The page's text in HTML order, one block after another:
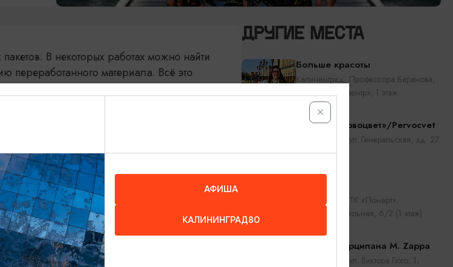
В некоторых работах можно найти
переработанного материала. Всё это
ДРУГИЕ МЕСТА
Больше красоты
Калининград, Профессора Баранова,
30, ТРК «Эпицентр», 1 этаж
Студия «Первоцвет»/Pervocvet
Калининград, ул. Генеральская, зд. 27
Калининград, ТК «Понарт»,
ул.Судостроительная, 6/2 (1 этаж)
Магазин марципана M. Zappa
Калининград, ул. Виктора Гюго, 1;
АФИША
КАЛИНИНГРАД80